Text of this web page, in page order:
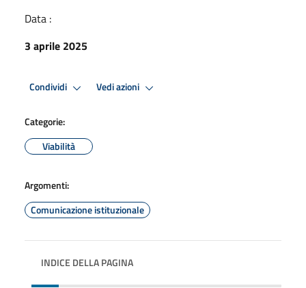
Data :
3 aprile 2025
Condividi Vedi azioni
Categorie:
Viabilità
Argomenti:
Comunicazione istituzionale
INDICE DELLA PAGINA